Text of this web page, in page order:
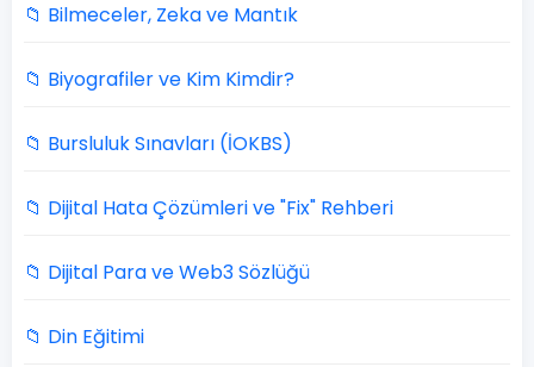
📁 Bilmeceler, Zeka ve Mantık
📁 Biyografiler ve Kim Kimdir?
📁 Bursluluk Sınavları (İOKBS)
📁 Dijital Hata Çözümleri ve "Fix" Rehberi
📁 Dijital Para ve Web3 Sözlüğü
📁 Din Eğitimi